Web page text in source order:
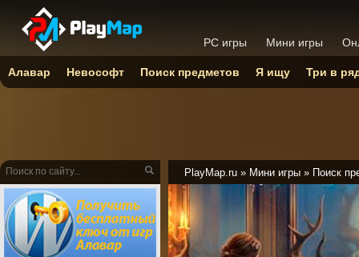
PlayMap.ru » Мини игры » Поиск
PC игры Мини игры
Алавар Невософт Поиск предметов Я ищу Три в